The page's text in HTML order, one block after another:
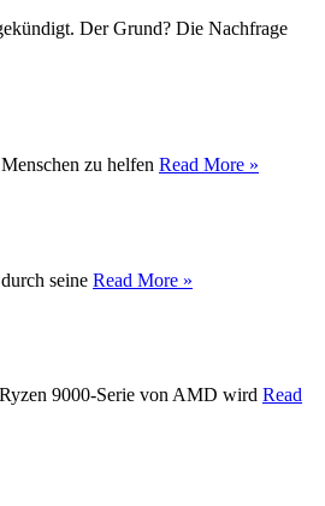
Der Grund? Die Nachfrage
zu helfen Read More »
seine Read More »
9000-Serie von AMD wird Read